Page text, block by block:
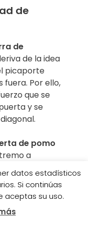
de
de
de la idea
picaporte
fuera. Por ello,
que se
y se
de pomo
a
alguien
el soporte
hacia el
se aplique
datos estadísticos
Si continúas
aceptas su uso.